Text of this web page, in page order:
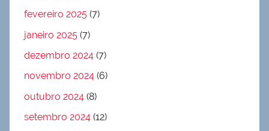
fevereiro 2025 (7)
janeiro 2025 (7)
dezembro 2024 (7)
novembro 2024 (6)
outubro 2024 (8)
setembro 2024 (12)